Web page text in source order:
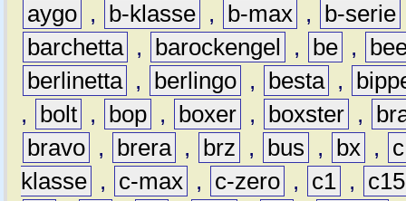
aygo , b-klasse , b-max , b-serie
barchetta , barockengel , be ,
berlinetta , berlingo , besta ,
,
bolt , bop , boxer , boxster ,
bravo , brera , brz , bus , bx ,
c
klasse , c-max , c-zero , c1 ,
c15